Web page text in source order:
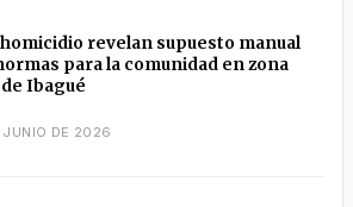
revelan supuesto manual
para la comunidad en zona
Ibagué
JUNIO DE 2026